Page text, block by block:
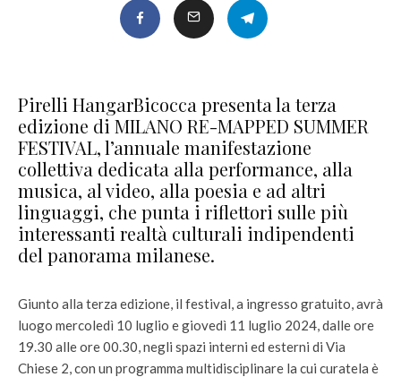
Pirelli HangarBicocca presenta la terza
edizione di MILANO RE-MAPPED SUMMER
FESTIVAL, l’annuale manifestazione
collettiva dedicata alla performance, alla
musica, al video, alla poesia e ad altri
linguaggi, che punta i riflettori sulle più
interessanti realtà culturali indipendenti
del panorama milanese.
Giunto alla terza edizione, il festival, a ingresso gratuito, avrà
luogo mercoledì 10 luglio e giovedì 11 luglio 2024, dalle ore
19.30 alle ore 00.30, negli spazi interni ed esterni di Via
Chiese 2, con un programma multidisciplinare la cui curatela è